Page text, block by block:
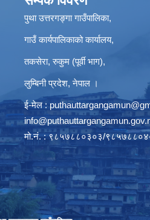
पुथा उत्तरगङ्गा गाउँपालिका,
गाउँ कार्यपालिकाको कार्यालय,
तकसेरा, रुकुम (पूर्वी भाग),
लुम्बिनी प्रदेश, नेपाल ।
ई-मेल :
मो.नं. : ९८५७८८०३०३/